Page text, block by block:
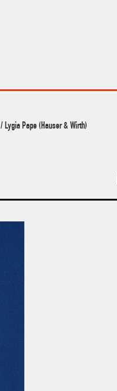
/ Lygia Pape (Hauser & Wirth)